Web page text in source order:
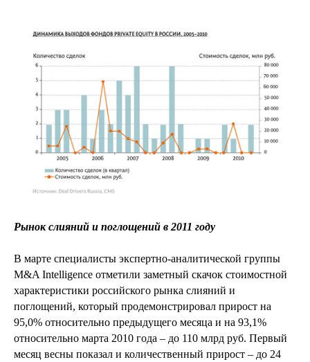
Рынок слияний и поглощений в 2011 году
В марте специалисты экспертно-аналитической группы
M&A Intelligence отметили заметный скачок стоимостной
характеристики российского рынка слияний и
поглощений, который продемонстрировал прирост на
95,0% относительно предыдущего месяца и на 93,1%
относительно марта 2010 года – до 110 млрд руб. Первый
месяц весны показал и количественный прирост – до 24